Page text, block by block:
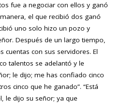
fue a negociar con ellos y ganó
el que recibió dos ganó
uno solo hizo un pozo y
Después de un largo tiempo,
cuentas con sus servidores. El
talentos se adelantó y le
le dijo; me has confiado cinco
cinco que he ganado”. “Está
le dijo su señor; ya que